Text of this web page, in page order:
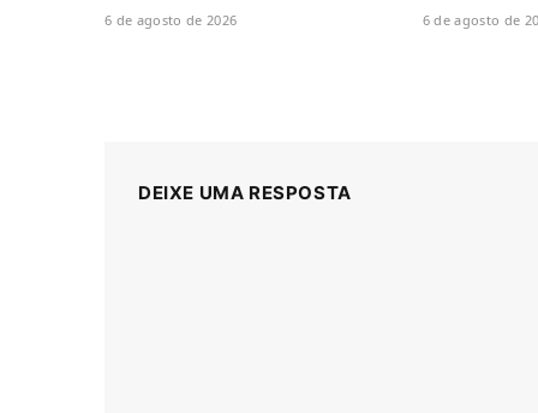
6 de agosto de 2026 6 de agosto de
DEIXE UMA RESPOSTA